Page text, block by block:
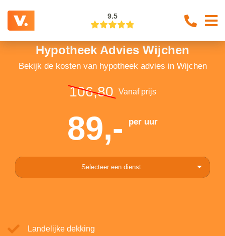
9.5
Hypotheek Advies Wijchen
Bekijk de kosten van hypotheek advies in Wijchen
106,80 Vanaf prijs
89,- per uur
Selecteer een dienst
Landelijke dekking